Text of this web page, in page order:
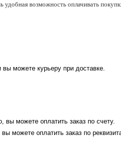
удобная возможность оплачивать
можете курьеру при доставке.
вы можете оплатить заказ по счету.
можете оплатить заказ по